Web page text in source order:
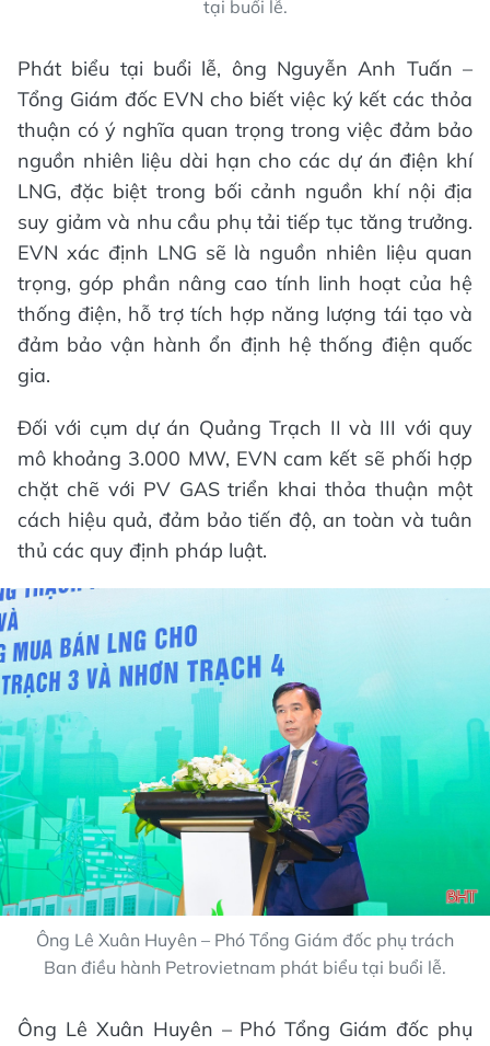
tại buổi lễ.
Phát biểu tại buổi lễ, ông Nguyễn Anh Tuấn –
Tổng Giám đốc EVN cho biết việc ký kết các thỏa
thuận có ý nghĩa quan trọng trong việc đảm bảo
nguồn nhiên liệu dài hạn cho các dự án điện khí
LNG, đặc biệt trong bối cảnh nguồn khí nội địa
suy giảm và nhu cầu phụ tải tiếp tục tăng trưởng.
EVN xác định LNG sẽ là nguồn nhiên liệu quan
trọng, góp phần nâng cao tính linh hoạt của hệ
thống điện, hỗ trợ tích hợp năng lượng tái tạo và
đảm bảo vận hành ổn định hệ thống điện quốc
gia.
Đối với cụm dự án Quảng Trạch II và III với quy
mô khoảng 3.000 MW, EVN cam kết sẽ phối hợp
chặt chẽ với PV GAS triển khai thỏa thuận một
cách hiệu quả, đảm bảo tiến độ, an toàn và tuân
thủ các quy định pháp luật.
Ông Lê Xuân Huyên – Phó Tổng Giám đốc phụ trách
Ban điều hành Petrovietnam phát biểu tại buổi lễ.
Ông Lê Xuân Huyên – Phó Tổng Giám đốc phụ